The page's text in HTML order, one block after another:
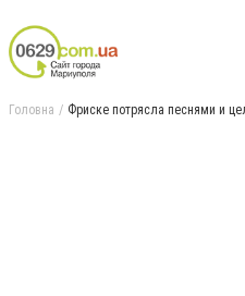
Головна Фриске потрясла песнями и